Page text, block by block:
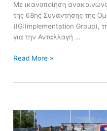
Με ικανοποίηση
της 68ης Συνάντησης της
(IG:Implementation Group),
για την Ανταλλαγή …
Read More »
Εκπαιδευτικό
Ταξίδι